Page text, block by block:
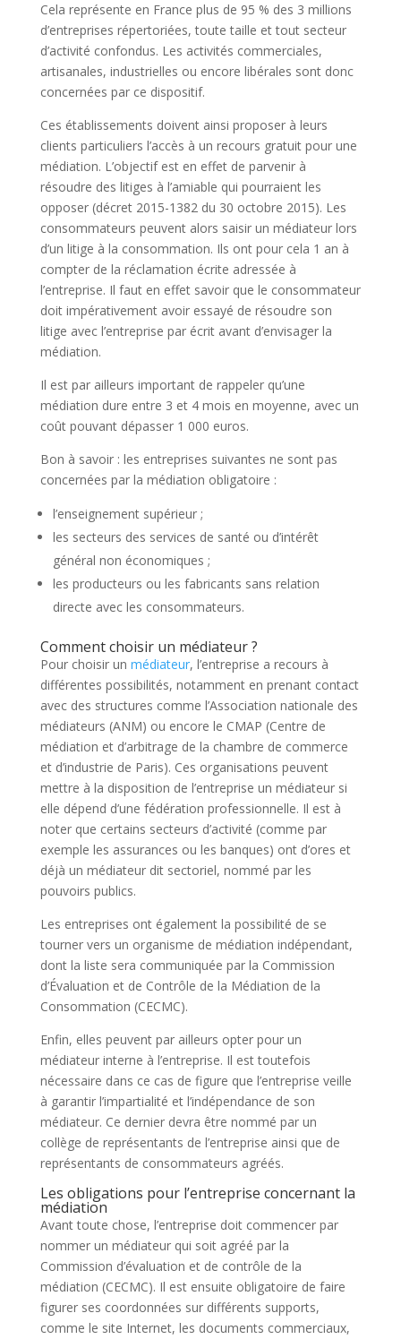
Cela représente en France plus de 95 % des 3 millions
d’entreprises répertoriées, toute taille et tout secteur
d’activité confondus. Les activités commerciales,
artisanales, industrielles ou encore libérales sont donc
concernées par ce dispositif.
Ces établissements doivent ainsi proposer à leurs
clients particuliers l’accès à un recours gratuit pour une
médiation. L’objectif est en effet de parvenir à
résoudre des litiges à l’amiable qui pourraient les
opposer (décret 2015-1382 du 30 octobre 2015). Les
consommateurs peuvent alors saisir un médiateur lors
d’un litige à la consommation. Ils ont pour cela 1 an à
compter de la réclamation écrite adressée à
l’entreprise. Il faut en effet savoir que le consommateur
doit impérativement avoir essayé de résoudre son
litige avec l’entreprise par écrit avant d’envisager la
médiation.
Il est par ailleurs important de rappeler qu’une
médiation dure entre 3 et 4 mois en moyenne, avec un
coût pouvant dépasser 1 000 euros.
Bon à savoir : les entreprises suivantes ne sont pas
concernées par la médiation obligatoire :
l’enseignement supérieur ;
les secteurs des services de santé ou d’intérêt
général non économiques ;
les producteurs ou les fabricants sans relation
directe avec les consommateurs.
Comment choisir un médiateur ?
Pour choisir un médiateur, l’entreprise a recours à
différentes possibilités, notamment en prenant contact
avec des structures comme l’Association nationale des
médiateurs (ANM) ou encore le CMAP (Centre de
médiation et d’arbitrage de la chambre de commerce
et d’industrie de Paris). Ces organisations peuvent
mettre à la disposition de l’entreprise un médiateur si
elle dépend d’une fédération professionnelle. Il est à
noter que certains secteurs d’activité (comme par
exemple les assurances ou les banques) ont d’ores et
déjà un médiateur dit sectoriel, nommé par les
pouvoirs publics.
Les entreprises ont également la possibilité de se
tourner vers un organisme de médiation indépendant,
dont la liste sera communiquée par la Commission
d’Évaluation et de Contrôle de la Médiation de la
Consommation (CECMC).
Enfin, elles peuvent par ailleurs opter pour un
médiateur interne à l’entreprise. Il est toutefois
nécessaire dans ce cas de figure que l’entreprise veille
à garantir l’impartialité et l’indépendance de son
médiateur. Ce dernier devra être nommé par un
collège de représentants de l’entreprise ainsi que de
représentants de consommateurs agréés.
Les obligations pour l’entreprise concernant la
médiation
Avant toute chose, l’entreprise doit commencer par
nommer un médiateur qui soit agréé par la
Commission d’évaluation et de contrôle de la
médiation (CECMC). Il est ensuite obligatoire de faire
figurer ses coordonnées sur différents supports,
comme le site Internet, les documents commerciaux,